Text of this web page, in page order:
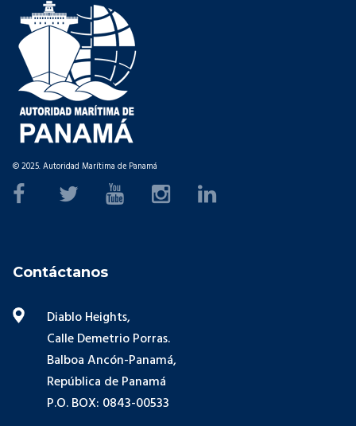
© 2025. Autoridad Marítima de Panamá
Contáctanos
Diablo Heights,
Calle Demetrio Porras.
Balboa Ancón-Panamá,
República de Panamá
P.O. BOX: 0843-00533